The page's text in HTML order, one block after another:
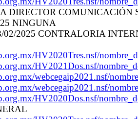
COMUNICACIÓN
NINGUNA
2025 CONTRALORIA
HV2020Tres.nsf/
HV2021Dos.nsf/
webcegaip2021.nsf/
webcegaip2021.nsf/
HV2020Dos.nsf/